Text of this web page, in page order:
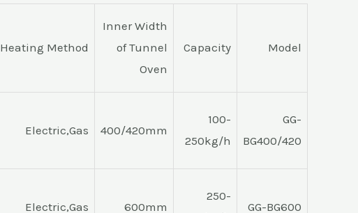
Model
Capacity
Inner Width
of Tunnel
Oven
Heating Method
GG-
BG400/420
100-
250kg/h
400/420mm
Electric,Gas
GG-BG600
250-
600mm
Electric,Gas